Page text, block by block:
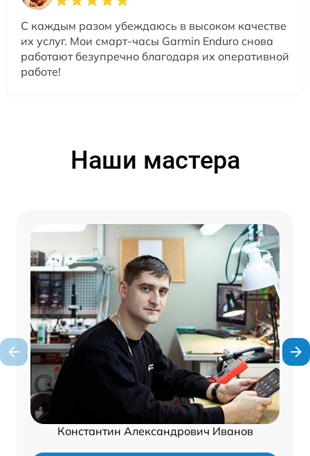
С каждым разом убеждаюсь в высоком качестве
их услуг. Мои смарт-часы Garmin Enduro снова
работают безупречно благодаря их оперативной
работе!
Наши мастера
Константин Александрович Иванов